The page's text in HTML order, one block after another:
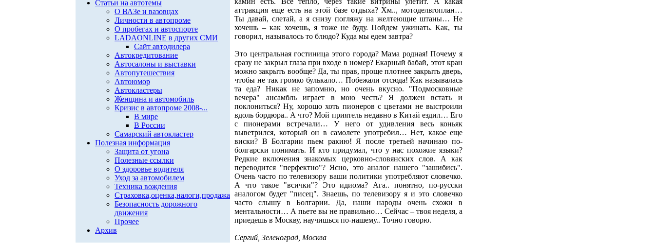
Статьи на автотемы
О ВАЗе и вазовцах
Личности в автопроме
О пробегах и автоспорте
LADAONLINE в других СМИ
Сайт автодилера
Автокредитование
Автосалоны и выставки
Автопутешествия
Автоюмор
Автокластеры
Женщина и автомобиль
Кризис в автопроме 2008-...
В мире
В России
Самарский автокластер
Полезная информация
Защита от угона
Полезные ссылки
О здоровье водителя
Уход за автомобилем
Техника вождения
Страховка,оценка,налоги,продажа
Безопасность дорожного
движения
Прочее
Архив
аттракция еще есть на этой базе отдыха? Хм.., мотодельтоплан…
Ты давай, слетай, а я снизу погляжу на желтеющие штаны… Не
хочешь – как хочешь, я тоже не буду. Пойдем ужинать. Как, ты
говорил, называлось то блюдо? Куда мы едем завтра?
Это центральная гостиница этого города? Мама родная! Почему я
сразу не закрыл глаза при входе в номер? Екарный бабай, этот кран
можно закрыть вообще? Да, ты прав, проще плотнее закрыть дверь,
чтобы не так громко булькало… Побежали отсюда! Как называлась
та еда? Никак не запомню, но очень вкусно. "Подмосковные
вечера" ансамбль играет в мою честь? Я должен встать и
поклониться? Ну, хорошо хоть пионеров с цветами не выстроили
вдоль бордюра.. А что? Мой приятель недавно в Китай ездил… Его
с пионерами встречали… У него от удивления весь коньяк
выветрился, который он в самолете употребил… Нет, какое еще
виски? В Болгарии пьем ракию! Я после третьей начинаю по-
болгарски понимать. И кто придумал, что у нас похожие языки?
Редкие включения знакомых церковно-словянских слов. А как
переводится "перфектно"? Ясно, это аналог нашего "зашибись".
Очень часто по телевизору ваши политики употребляют словечко.
А что такое "всички"? Это идиома? Ага.. понятно, по-русски
аналогом будет "писец". Знаешь, по телевизору я и это словечко
часто слышу в Болгарии. Да, наши народы очень схожи в
ментальности… А пьете вы не правильно… Сейчас – твоя неделя, а
приедешь в Москву, научишься по-нашему.. Точно говорю.
Сергий, Зеленоград, Москва